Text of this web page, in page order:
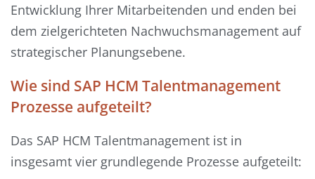
Entwicklung Ihrer Mitarbeitenden und enden bei
dem zielgerichteten Nachwuchsmanagement auf
strategischer Planungsebene.
Wie sind SAP HCM Talentmanagement
Prozesse aufgeteilt?
Das SAP HCM Talentmanagement ist in
insgesamt vier grundlegende Prozesse aufgeteilt: